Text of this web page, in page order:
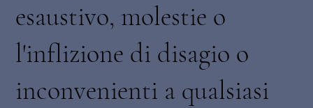
esaustivo, molestie o
l'inflizione di disagio o
inconvenienti a qualsiasi